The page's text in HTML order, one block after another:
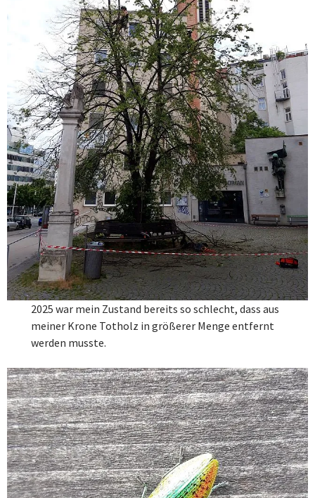
2025 war mein Zustand bereits so schlecht, dass aus
meiner Krone Totholz in größerer Menge entfernt
werden musste.